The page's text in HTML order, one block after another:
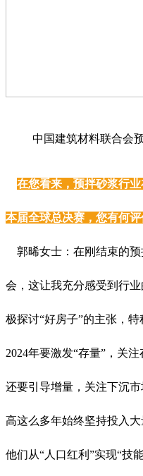
中国建筑材料联合会
在您看来，预拌砂浆行
本届全球总决赛，您有何评
郭晞女士：在刚结束的预
会，这让我充分感受到行
极探讨“好房子”的主张，
2024年要激发“存量”，关
还要引导增量，关注下沉
高这么多年始终坚持投入
他们从“人口红利”实现“技